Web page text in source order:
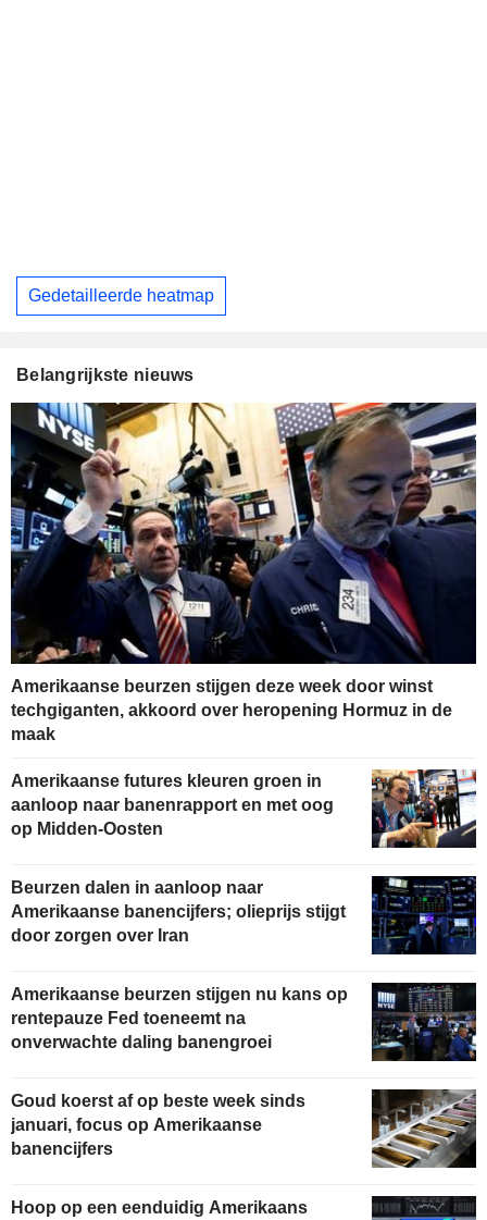
Gedetailleerde heatmap
Belangrijkste nieuws
Amerikaanse beurzen stijgen deze week door winst
techgiganten, akkoord over heropening Hormuz in de
maak
Amerikaanse futures kleuren groen in
aanloop naar banenrapport en met oog
op Midden-Oosten
Beurzen dalen in aanloop naar
Amerikaanse banencijfers; olieprijs stijgt
door zorgen over Iran
Amerikaanse beurzen stijgen nu kans op
rentepauze Fed toeneemt na
onverwachte daling banengroei
Goud koerst af op beste week sinds
januari, focus op Amerikaanse
banencijfers
Hoop op een eenduidig Amerikaans